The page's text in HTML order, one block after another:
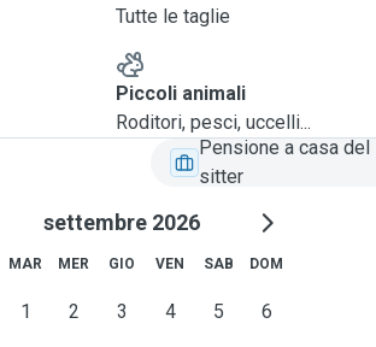
Tutte le taglie
Piccoli animali
Roditori, pesci, uccelli...
Pensione a casa del
sitter
settembre 2026
MAR MER GIO VEN SAB DOM
1 2 3 4 5 6